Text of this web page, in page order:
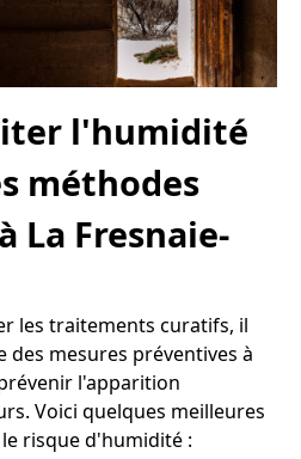
l'humidité
méthodes
La Fresnaie-
les traitements curatifs, il
des mesures préventives à
l'apparition
Voici quelques meilleures
risque d'humidité :